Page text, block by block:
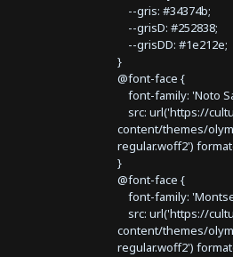
--gris: #34374b;
--grisD: #252838;
--grisDD: #1e212e;
}
@font-face {
font-family: 'Noto
src: url('https://
content/themes/
regular.woff2')
}
@font-face {
font-family:
src: url('https://
content/themes/
regular.woff2')